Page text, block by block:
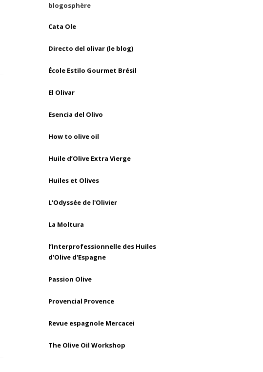
blogosphère
Cata Ole
Directo del olivar (le blog)
École Estilo Gourmet Brésil
El Olivar
Esencia del Olivo
How to olive oil
Huile d’Olive Extra Vierge
Huiles et Olives
L'Odyssée de l'Olivier
La Moltura
l’Interprofessionnelle des Huiles
d'Olive d'Espagne
Passion Olive
Provencial Provence
Revue espagnole Mercacei
The Olive Oil Workshop